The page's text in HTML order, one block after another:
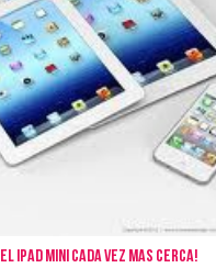
El iPad mini cada vez mas cerca!